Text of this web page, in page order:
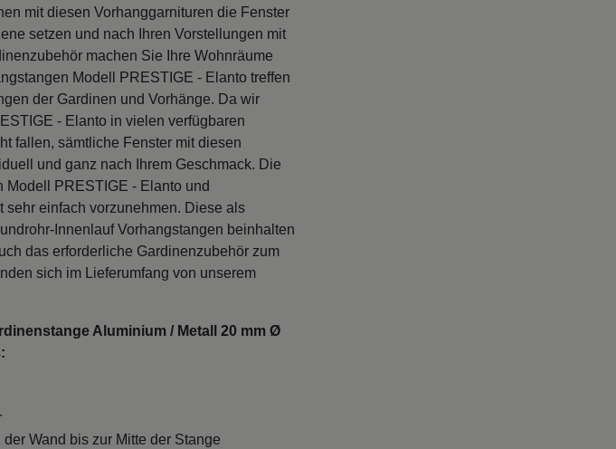
mit diesen Vorhanggarnituren die Fenster
setzen und nach Ihren Vorstellungen mit
machen Sie Ihre Wohnräume
Modell PRESTIGE - Elanto treffen
der Gardinen und Vorhänge. Da wir
- Elanto in vielen verfügbaren
fallen, sämtliche Fenster mit diesen
und ganz nach Ihrem Geschmack. Die
Modell PRESTIGE - Elanto und
einfach vorzunehmen. Diese als
Innenlauf Vorhangstangen beinhalten
das erforderliche Gardinenzubehör zum
sich im Lieferumfang von unserem
Aluminium / Metall 20 mm Ø
Wand bis zur Mitte der Stange